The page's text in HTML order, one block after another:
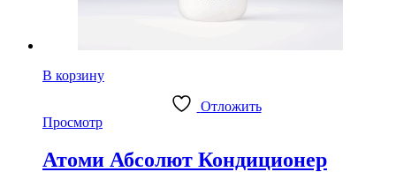
В корзину
Отложить
Просмотр
Атоми Абсолют Кондиционер